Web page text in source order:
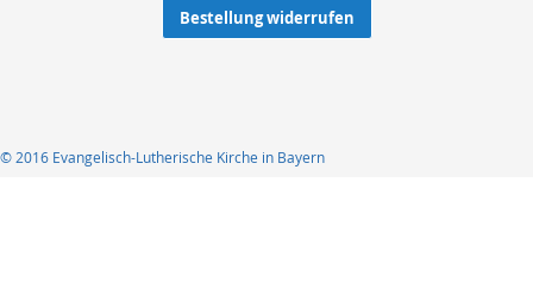
Bestellung widerrufen
© 2016 Evangelisch-Lutherische Kirche in Bayern